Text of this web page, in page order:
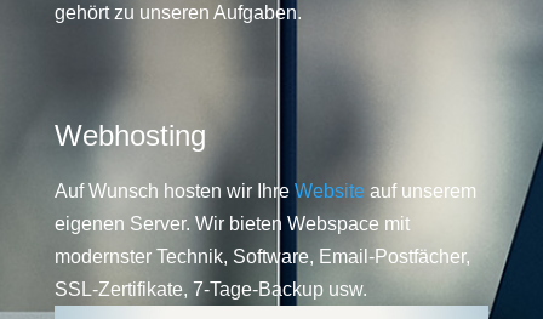
gehört zu unseren Aufgaben.
Webhosting
Auf Wunsch hosten wir Ihre Website auf unserem
eigenen Server. Wir bieten Webspace mit
modernster Technik, Software, Email-Postfächer,
SSL-Zertifikate, 7-Tage-Backup usw.